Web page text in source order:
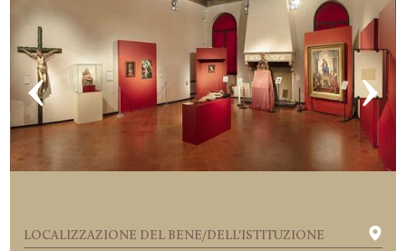
LOCALIZZAZIONE DEL BENE/DELL'ISTITUZIONE